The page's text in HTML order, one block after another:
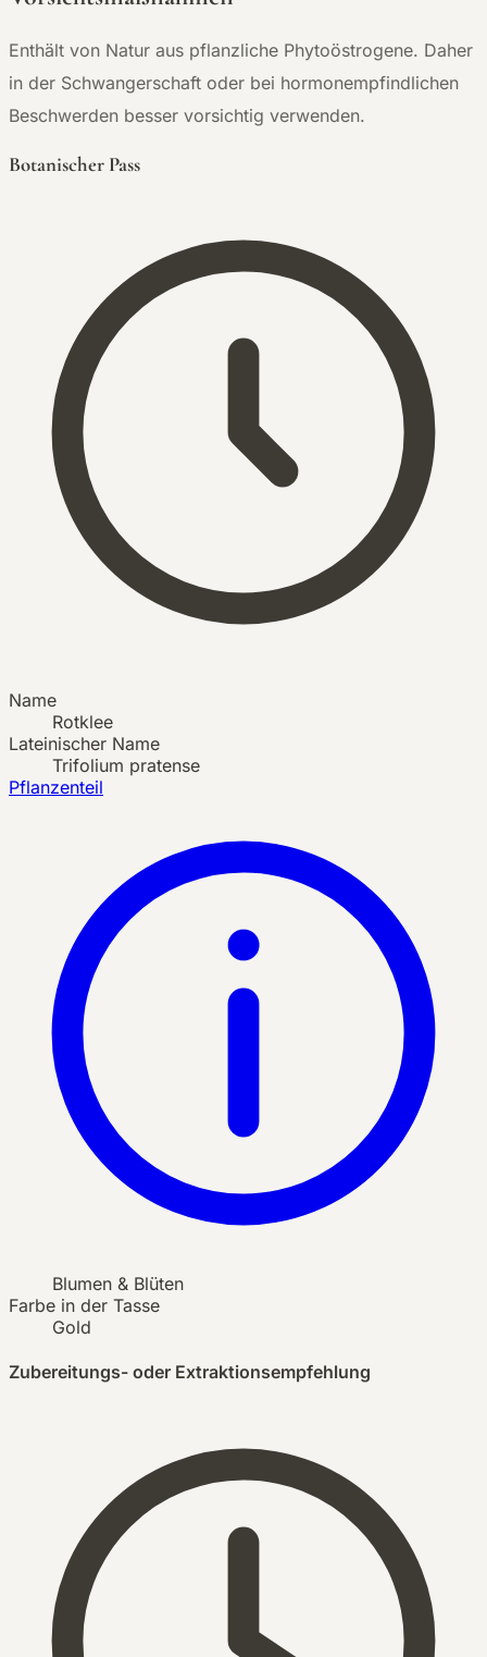
Enthält von Natur aus pflanzliche Phytoöstrogene. Daher
in der Schwangerschaft oder bei hormonempfindlichen
Beschwerden besser vorsichtig verwenden.
Botanischer Pass
Name
Rotklee
Lateinischer Name
Trifolium pratense
Pflanzenteil
Blumen & Blüten
Farbe in der Tasse
Gold
Zubereitungs- oder Extraktionsempfehlung